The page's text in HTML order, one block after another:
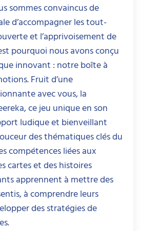
sommes convaincus de
d’accompagner les tout-
et l’apprivoisement de
pourquoi nous avons conçu
innovant : notre boîte à
Fruit d’une
avec vous, la
ce jeu unique en son
ludique et bienveillant
des thématiques clés du
compétences liées aux
cartes et des histoires
apprennent à mettre des
à comprendre leurs
des stratégies de